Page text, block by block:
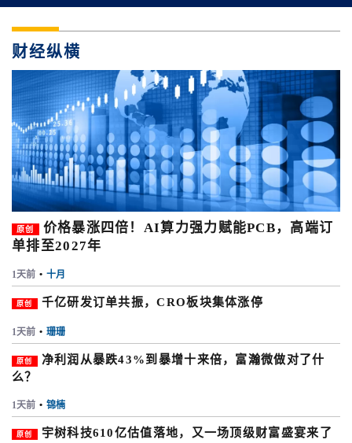
财经纵横
原创
价格暴涨四倍！AI算力强力赋能PCB，高端订
单排至2027年
1天前 • 十月
原创 千亿研发订单共振，CRO板块集体涨停
1天前 • 珊珊
原创
净利润从暴跌43%到暴增十来倍，富瀚微做对了什
么？
1天前 • 锦楠
原创 宇树科技610亿估值落地，又一场顶级财富盛宴来了